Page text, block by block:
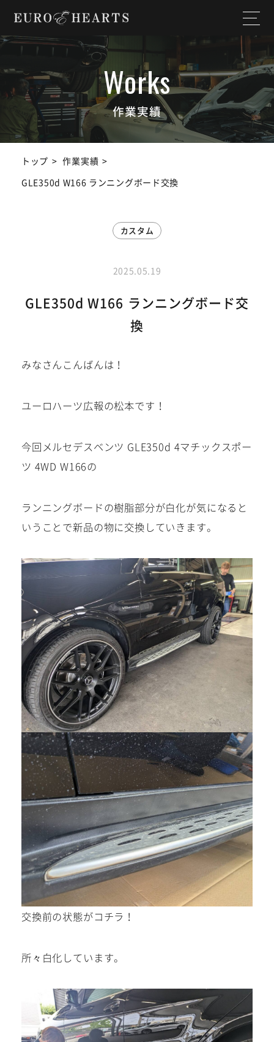
私たちについて
選ばれる理由
サービス内容
店舗情報
納入実績
作業実績
ランドクルーザー
SDGs宣言
在庫車
中!
メール
WEBからご相談
24時間受付中！
お電話
お気軽にお問い合わせください。
tel.0568-86-4855
営業時間 10:00～19:00 年中無休！
お気軽にお問い合わせください。
作業実績
トップ
作業実績
GLE350d W166 ランニングボード交換
カスタム
2025.05.19
GLE350d W166 ランニングボード交
換
みなさんこんばんは！
ユーロハーツ広報の松本です！
今回メルセデスベンツ GLE350d 4マチックスポー
ツ 4WD W166の
ランニングボードの樹脂部分が白化が気になると
いうことで新品の物に交換していきます。
交換前の状態がコチラ！
所々白化しています。